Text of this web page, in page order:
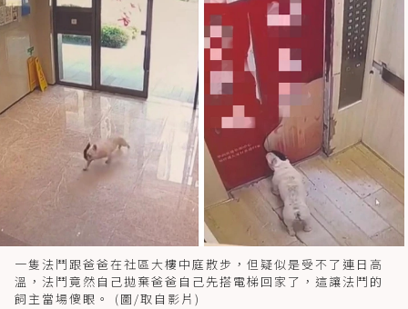
一隻法鬥跟爸爸在社區大樓中庭散步，但疑似是受不了連日高
溫，法鬥竟然自己拋棄爸爸自己先搭電梯回家了，這讓法鬥的
飼主當場傻眼。 (圖/取自影片)